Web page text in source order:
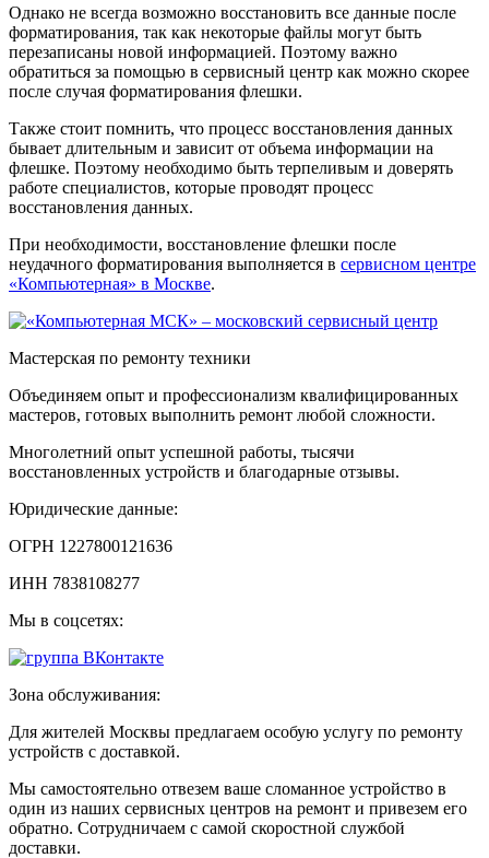
Однако не всегда возможно восстановить все данные после
форматирования, так как некоторые файлы могут быть
перезаписаны новой информацией. Поэтому важно
обратиться за помощью в сервисный центр как можно скорее
после случая форматирования флешки.
Также стоит помнить, что процесс восстановления данных
бывает длительным и зависит от объема информации на
флешке. Поэтому необходимо быть терпеливым и доверять
работе специалистов, которые проводят процесс
восстановления данных.
При необходимости, восстановление флешки после
неудачного форматирования выполняется в сервисном центре
«Компьютерная» в Москве.
Мастерская по ремонту техники
Объединяем опыт и профессионализм квалифицированных
мастеров, готовых выполнить ремонт любой сложности.
Многолетний опыт успешной работы, тысячи
восстановленных устройств и благодарные отзывы.
Юридические данные:
ОГРН 1227800121636
ИНН 7838108277
Мы в соцсетях:
Зона обслуживания:
Для жителей Москвы предлагаем особую услугу по ремонту
устройств с доставкой.
Мы самостоятельно отвезем ваше сломанное устройство в
один из наших сервисных центров на ремонт и привезем его
обратно. Сотрудничаем с самой скоростной службой
доставки.